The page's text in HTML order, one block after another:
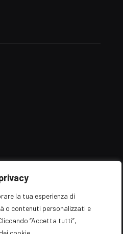
la tua esperienza di
o contenuti personalizzati e
“Accetta tutti”,